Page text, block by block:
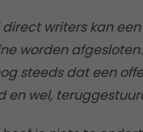
direct writers kan
worden
steeds dat een
en wel,